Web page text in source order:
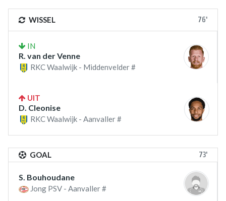
WISSEL 76'
IN
R. van der Venne
RKC Waalwijk - Middenvelder #
UIT
D. Cleonise
RKC Waalwijk - Aanvaller #
GOAL 73'
S. Bouhoudane
Jong PSV - Aanvaller #